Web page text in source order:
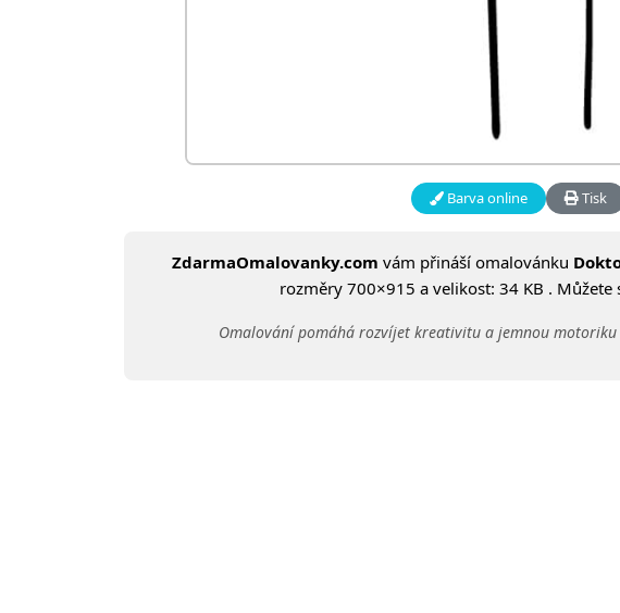
Barva online Tisk
ZdarmaOmalovanky.com vám přináší omalovánku
rozměry 700×915 a velikost: 34 KB .
Omalování pomáhá rozvíjet kreativitu a jemnou